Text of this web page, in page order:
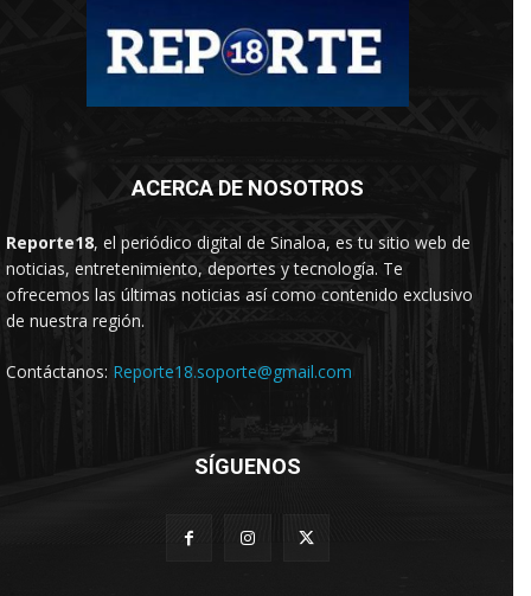
ACERCA DE NOSOTROS
Reporte18, el periódico digital de Sinaloa, es tu sitio web de
noticias, entretenimiento, deportes y tecnología. Te
ofrecemos las últimas noticias así como contenido exclusivo
de nuestra región.
Contáctanos: Reporte18.soporte@gmail.com
SÍGUENOS